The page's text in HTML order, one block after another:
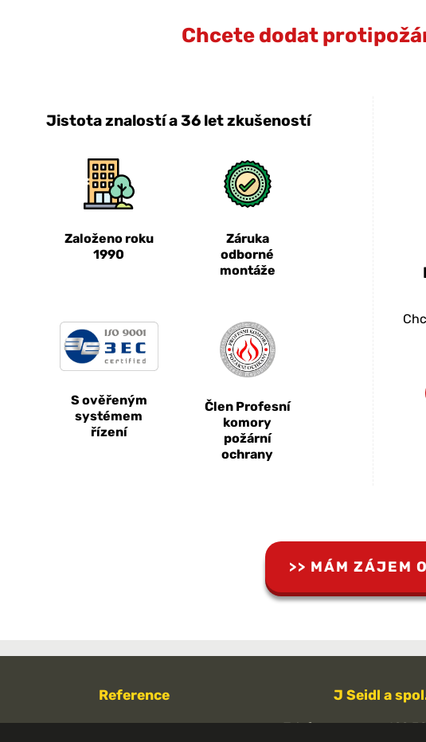
Chcete dodat
Jistota znalostí a 36 let zkušeností
Založeno roku
1990
Záruka
odborné
montáže
S ověřeným
systémem
řízení
Člen Profesní
komory
požární
ochrany
MÁM ZÁJEM
Reference J Seidl a
Telefon:
499